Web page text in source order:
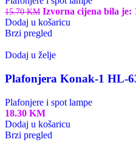
15.70KM Izvorna cijena bila je:
Dodaj u košaricu
Brzi pregled
Dodaj u želje
Plafonjera Konak-1 HL-
Plafonjere i spot lampe
18.30 KM
Dodaj u košaricu
Brzi pregled